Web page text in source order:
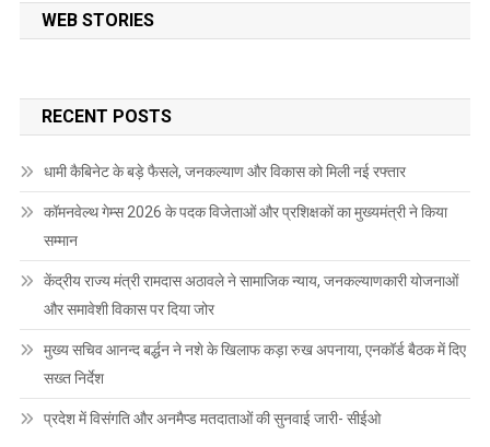
WEB STORIES
RECENT POSTS
धामी कैबिनेट के बड़े फैसले, जनकल्याण और विकास को मिली नई रफ्तार
कॉमनवेल्थ गेम्स 2026 के पदक विजेताओं और प्रशिक्षकों का मुख्यमंत्री ने किया
सम्मान
केंद्रीय राज्य मंत्री रामदास अठावले ने सामाजिक न्याय, जनकल्याणकारी योजनाओं
और समावेशी विकास पर दिया जोर
मुख्य सचिव आनन्द बर्द्धन ने नशे के खिलाफ कड़ा रुख अपनाया, एनकॉर्ड बैठक में दिए
सख्त निर्देश
प्रदेश में विसंगति और अनमैप्ड मतदाताओं की सुनवाई जारी- सीईओ